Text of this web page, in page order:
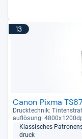
13
Canon Pixma
Druck­tech­nik:
auf­lö­sung:
Klas­si­sches
druck